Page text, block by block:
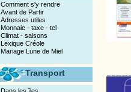
Comment s'y rendre
Avant de Partir
Adresses utiles
Monnaie - taxe - tel
Climat - saisons
Lexique Créole
Mariage Lune de Miel
Transport